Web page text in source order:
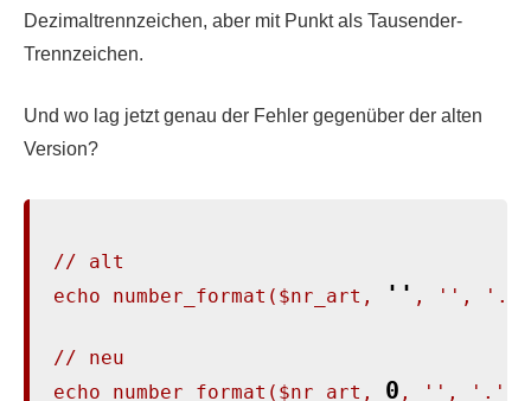
Dezimaltrennzeichen, aber mit Punkt als Tausender-
Trennzeichen.
Und wo lag jetzt genau der Fehler gegenüber der alten
Version?
// alt
echo number_format($nr_art,
'' , '', '.')
// neu
echo number_format($nr_art, 0 , '', '.')